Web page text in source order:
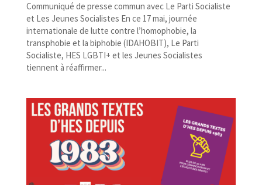
Communiqué de presse commun avec Le Parti Socialiste
et Les Jeunes Socialistes En ce 17 mai, journée
internationale de lutte contre l’homophobie, la
transphobie et la biphobie (IDAHOBIT), Le Parti
Socialiste, HES LGBTI+ et les Jeunes Socialistes
tiennent à réaffirmer...